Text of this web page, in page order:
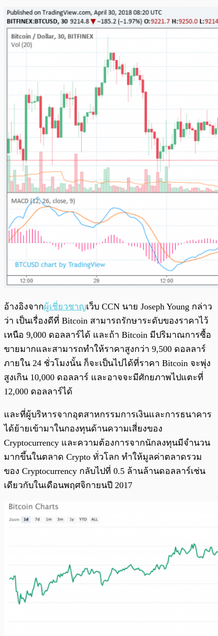
อ้างอิงจากผู้เชี่ยวชาญเว็บ CCN นาย Joseph Young กล่าว
ว่า เป็นเรื่องดีที่ Bitcoin สามารถรักษาระดับของราคาไว้
เหนือ 9,000 ดอลลาร์ได้ และถ้า Bitcoin มีปริมาณการซื้อ
ขายมากและสามารถทำให้ราคาสูงกว่า 9,500 ดอลลาร์
ภายใน 24 ชั่วโมงนั้น ก็จะเป็นไปได้ที่ราคา Bitcoin จะพุ่ง
สูงเกิน 10,000 ดอลลาร์ และอาจจะมีศักยภาพไปแตะที่
12,000 ดอลลาร์ได้
และที่ผู้บริหารจากอุตสาหกรรมการเงินและการธนาคาร
ได้ย้ายเข้ามาในกองทุนด้านความเสี่ยงของ
Cryptocurrency และความต้องการจากนักลงทุนมีจำนวน
มากขึ้นในตลาด Crypto ทั่วโลก ทำให้มูลค่าตลาดรวม
ของ Cryptocurrency กลับไปที่ 0.5 ล้านล้านดอลลาร์เช่น
เดียวกับในเดือนพฤศจิกายนปี 2017